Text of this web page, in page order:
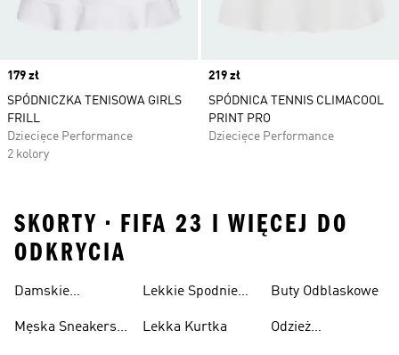
Price
179 zł
SPÓDNICZKA TENISOWA GIRLS
FRILL
Dziecięce Performance
2 kolory
Price
219 zł
SPÓDNICA TENNIS CLIMACOOL
PRINT PRO
Dziecięce Performance
SKORTY • FIFA 23 I WIĘCEJ DO
ODKRYCIA
Damskie
Przewiewne
Męska Sneakersy
Lekkie Spodnie
Lekka Kurtka
Buty Odblaskowe
Odzież